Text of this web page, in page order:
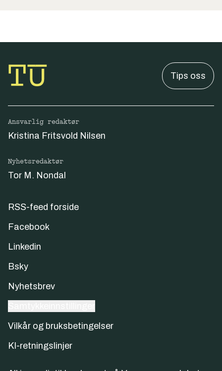
Tips oss
Ansvarlig redaktør
Kristina Fritsvold Nilsen
Nyhetsredaktør
Tor M. Nondal
RSS-feed forside
Facebook
Linkedin
Bsky
Nyhetsbrev
Vilkår og bruksbetingelser
KI-retningslinjer